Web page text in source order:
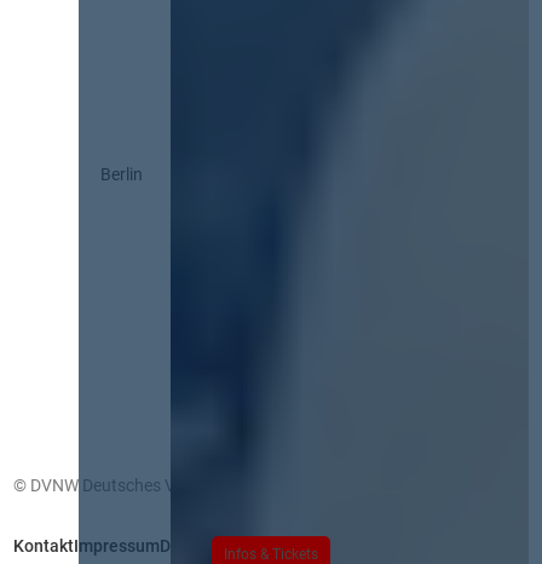
Infos & Tickets
Berlin
© DVNW Deutsches Vergabenetzwerk GmbH
KontaktImpressumDatenschutz